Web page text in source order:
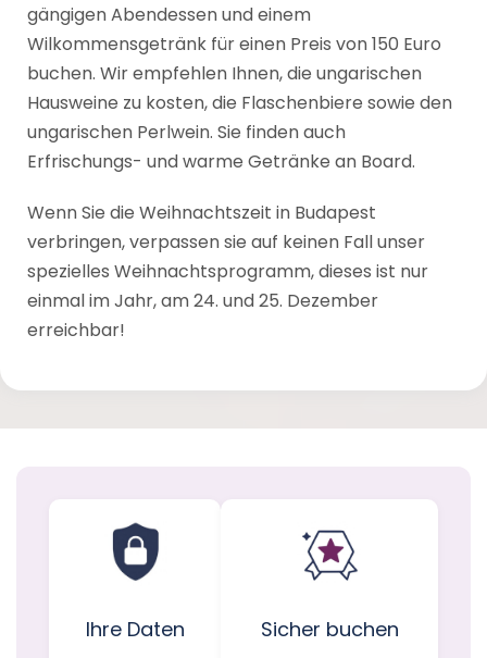
gängigen Abendessen und einem
Wilkommensgetränk für einen Preis von 150 Euro
buchen. Wir empfehlen Ihnen, die ungarischen
Hausweine zu kosten, die Flaschenbiere sowie den
ungarischen Perlwein. Sie finden auch
Erfrischungs- und warme Getränke an Board.
Wenn Sie die Weihnachtszeit in Budapest
verbringen, verpassen sie auf keinen Fall unser
spezielles Weihnachtsprogramm, dieses ist nur
einmal im Jahr, am 24. und 25. Dezember
erreichbar!
Ihre Daten
Sicher buchen